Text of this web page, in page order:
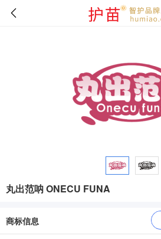
丸出范呐 ONECU FUNA
商标信息